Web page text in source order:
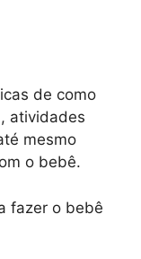
de como
atividades
mesmo
o bebê.
fazer o bebê